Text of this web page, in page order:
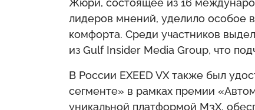
лидеров мнений, уделило особое
комфорта. Среди участников
из Gulf Insider Media Group, что
В России EXEED VX также был
сегменте» в рамках премии
уникальной платформой M3X,